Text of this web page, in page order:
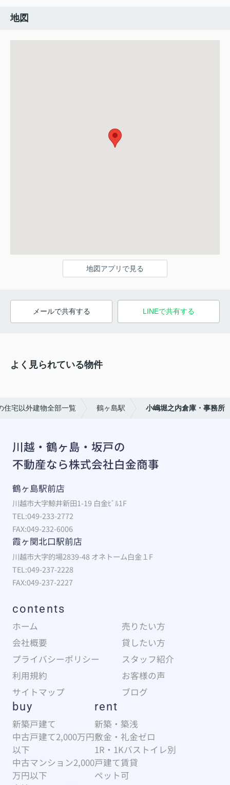
地図
地図アプリで見る
メールで共有する LINEで共有する
よく見られている物件
住宅以外建物全部一覧 鶴ヶ島駅 小嶋堀之内倉庫・事務所
川越・鶴ヶ島・坂戸の
不動産なら株式会社白金商事
鶴ヶ島駅前店
川越市大字鯨井新田1-19 白金ﾋﾞﾙ1F
TEL:049-233-2772
FAX:049-232-6006
霞ヶ関北口駅前店
川越市大字的場2839-48 オネトーム白金１F
TEL:049-237-2228
FAX:049-237-2227
contents
ホーム
売りたい方
会社概要
貸したい方
プライバシーポリシー
スタッフ紹介
利用規約
お客様の声
サイトマップ
ブログ
buy
新築戸建て
中古戸建て2,000万円
以下
中古マンション2,000
万円以下
rent
新築・築浅
敷金・礼金ゼロ
1R・1Kバストイレ別
戸建て賃貸
ペット可